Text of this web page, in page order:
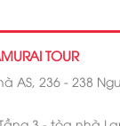
TOUR
AS, 236 - 238